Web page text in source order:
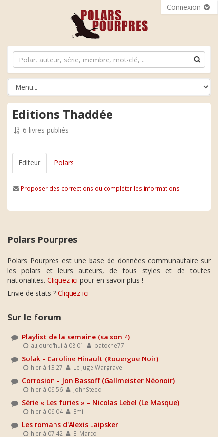
Connexion
Editions Thaddée
6 livres publiés
Editeur Polars
Proposer des corrections ou compléter les informations
Polars Pourpres
Polars Pourpres est une base de données communautaire sur
les polars et leurs auteurs, de tous styles et de toutes
nationalités. Cliquez ici pour en savoir plus !
Envie de stats ? Cliquez ici !
Sur le forum
Playlist de la semaine (saison 4)
aujourd'hui à 08:01 patoche77
Solak - Caroline Hinault (Rouergue Noir)
hier à 13:27 Le Juge Wargrave
Corrosion - Jon Bassoff (Gallmeister Néonoir)
hier à 09:56 JohnSteed
Série « Les furies » – Nicolas Lebel (Le Masque)
hier à 09:04 Emil
Les romans d'Alexis Laipsker
hier à 07:42 El Marco